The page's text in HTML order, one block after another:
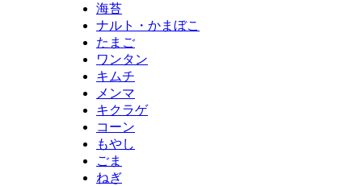
海苔
ナルト・かまぼこ
たまご
ワンタン
キムチ
メンマ
キクラゲ
コーン
もやし
ごま
ねぎ